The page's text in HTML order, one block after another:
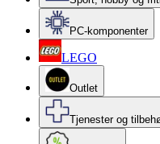
PC-komponenter
LEGO
Outlet
Tjenester og